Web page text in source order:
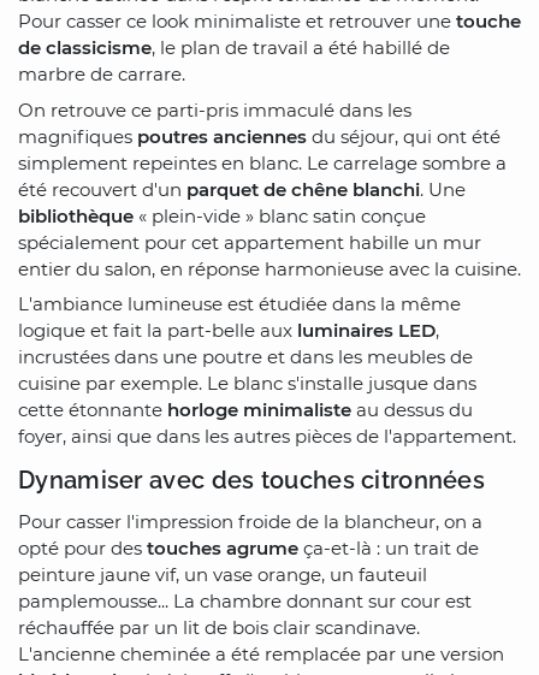
Pour casser ce look minimaliste et retrouver une touche
de classicisme, le plan de travail a été habillé de
marbre de carrare.
On retrouve ce parti-pris immaculé dans les
magnifiques poutres anciennes du séjour, qui ont été
simplement repeintes en blanc. Le carrelage sombre a
été recouvert d'un parquet de chêne blanchi. Une
bibliothèque « plein-vide » blanc satin conçue
spécialement pour cet appartement habille un mur
entier du salon, en réponse harmonieuse avec la cuisine.
L'ambiance lumineuse est étudiée dans la même
logique et fait la part-belle aux luminaires LED,
incrustées dans une poutre et dans les meubles de
cuisine par exemple. Le blanc s'installe jusque dans
cette étonnante horloge minimaliste au dessus du
foyer, ainsi que dans les autres pièces de l'appartement.
Dynamiser avec des touches citronnées
Pour casser l'impression froide de la blancheur, on a
opté pour des touches agrume ça-et-là : un trait de
peinture jaune vif, un vase orange, un fauteuil
pamplemousse... La chambre donnant sur cour est
réchauffée par un lit de bois clair scandinave.
L'ancienne cheminée a été remplacée par une version